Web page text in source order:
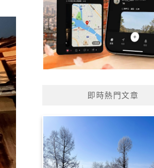
即時熱門文章